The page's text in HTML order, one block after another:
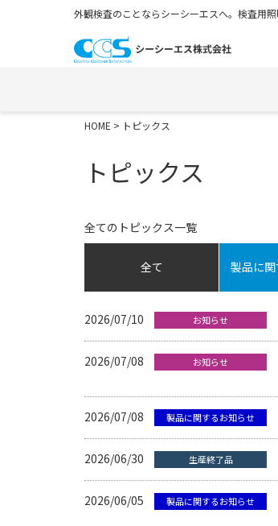
外観検査のことならシーシーエスへ。検査用
HOME > トピックス
トピックス
全てのトピックス一覧
全て 製品に
2026/07/10 お知らせ
2026/07/08 お知らせ
2026/07/08 製品に関するお知らせ
2026/06/30 生産終了品
2026/06/05 製品に関するお知らせ